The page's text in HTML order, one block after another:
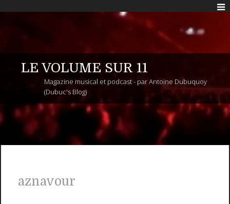
LE VOLUME SUR 11
Magazine musical et podcast - par Antoine Dubuquoy
(Dubuc's Blog)
aznavour